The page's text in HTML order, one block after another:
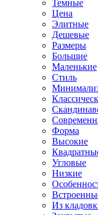
Темные
Цена
Элитные
Дешевые
Размеры
Большие
Маленькие
Стиль
Форма
Высокие
Угловые
Низкие
Из